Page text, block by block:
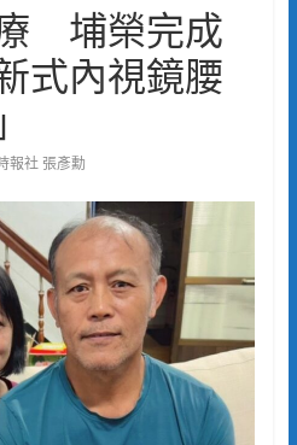
埔榮完成
式內視鏡腰
報社 張彥勳